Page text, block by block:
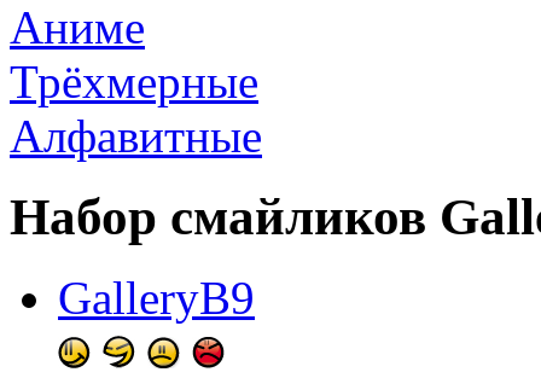
Аниме
Трёхмерные
Алфавитные
Набор смайликов
GalleryB9